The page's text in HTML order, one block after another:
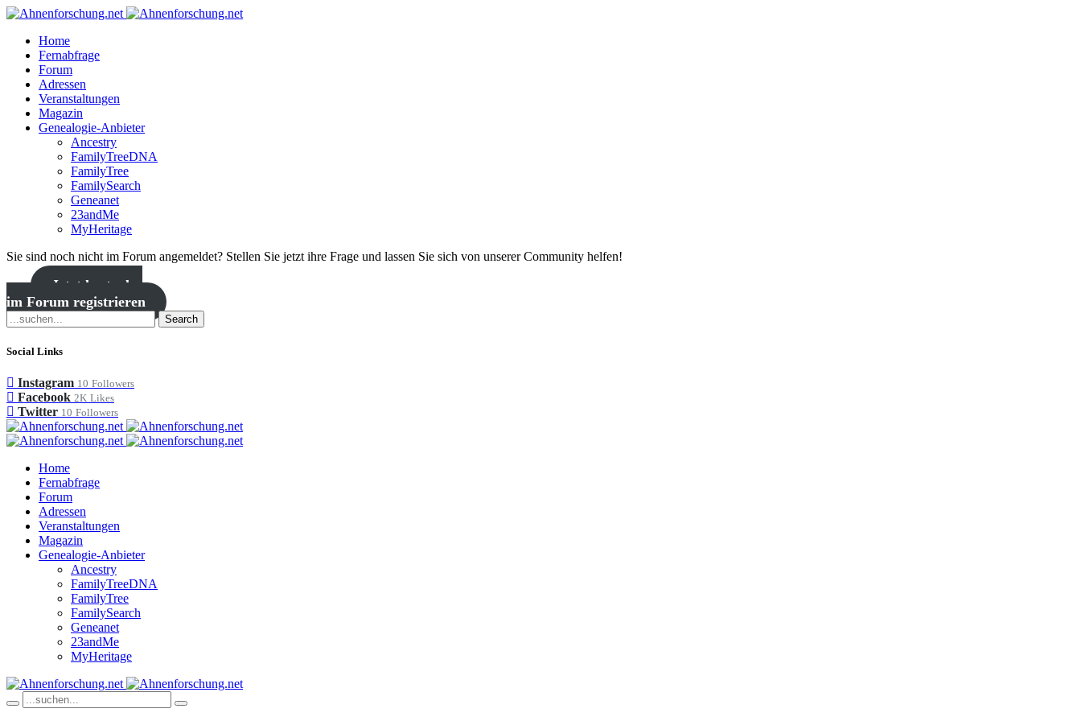
Home
Fernabfrage
Forum
Adressen
Veranstaltungen
Magazin
Genealogie-Anbieter
Ancestry
FamilyTreeDNA
FamilyTree
FamilySearch
Geneanet
23andMe
MyHeritage
Sie sind noch nicht im Forum angemeldet? Stellen Sie jetzt ihre Frage und lassen Sie sich von unserer Community helfen!
Jetzt kostenlos
im Forum registrieren
Search
Social Links
Instagram 10 Followers
Facebook 2K Likes
Twitter 10 Followers
Home
Fernabfrage
Forum
Adressen
Veranstaltungen
Magazin
Genealogie-Anbieter
Ancestry
FamilyTreeDNA
FamilyTree
FamilySearch
Geneanet
23andMe
MyHeritage